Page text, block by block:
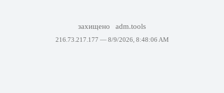
захищено adm.tools
216.73.217.177 — 8/9/2026, 8:48:06 AM